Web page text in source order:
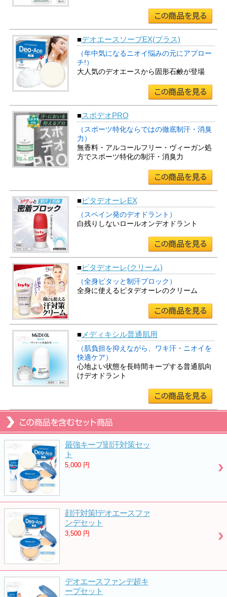
■デオエースソープEX(プラス)
（年中気になるニオイ悩みの元にアプロー
チ!）
大人気のデオエースから固形石鹸が登場
■スポデオPRO
（スポーツ特化ならではの徹底制汗・消臭
力）
無香料・アルコールフリー・ヴィーガン処
方でスポーツ特化の制汗・消臭力
■ピタデオーレEX
（スペイン発のデオドラント）
白残りしないロールオンデオドラント
■ピタデオーレ(クリーム)
（全身ピタッと制汗ブロック）
全身に使えるピタデオーレのクリーム
■メディキシル普通肌用
（肌負担を抑えながら、ワキ汗・ニオイを
快適ケア）
心地よい状態を長時間キープする普通肌向
けデオドラント
最強キープ!顔汗対策セッ
ト
5,000 円
顔汗対策!デオエースファ
ンデセット
3,500 円
デオエースファンデ超キ
ープセット